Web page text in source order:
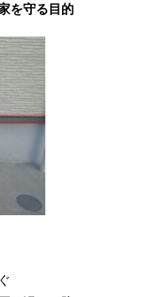
を守る目的